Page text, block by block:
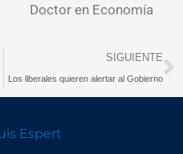
Doctor en Economía
SIGUIENTE
Los liberales quieren alertar al Gobierno